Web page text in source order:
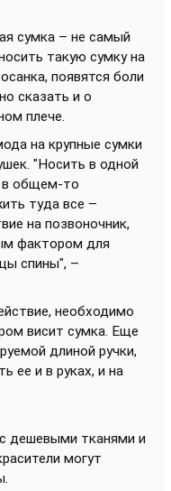
сумка – не самый
такую сумку на
появятся боли
сказать и о
плече.
на крупные сумки
"Носить в одной
в общем-то
туда все –
на позвоночник,
фактором для
спины", –
необходимо
висит сумка. Еще
длиной ручки,
ее и в руках, и на
дешевыми тканями и
могут